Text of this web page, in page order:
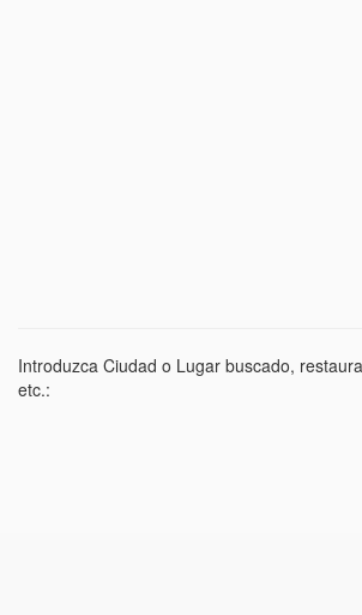
Introduzca Ciudad o Lugar buscado,
etc.: